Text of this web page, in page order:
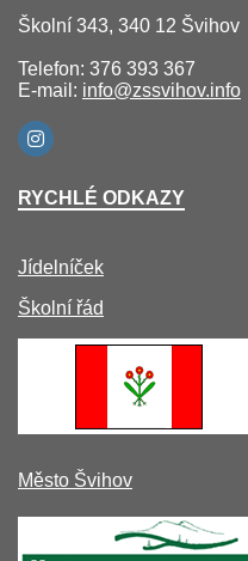
Školní 343, 340 12 Švihov
Telefon: 376 393 367
E-mail: info@zssvihov.info
RYCHLÉ ODKAZY
Jídelníček
Školní řád
Město Švihov